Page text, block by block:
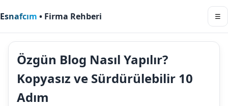
Esnafcım • Firma Rehberi ☰
Özgün Blog Nasıl Yapılır?
Kopyasız ve Sürdürülebilir 10
Adım